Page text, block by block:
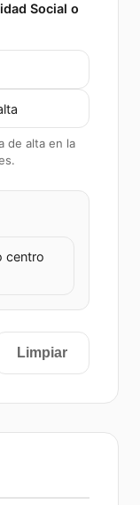
Social o
de alta en la
centro
Limpiar